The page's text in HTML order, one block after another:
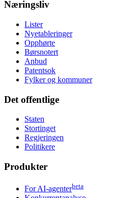
Næringsliv
Lister
Nyetableringer
Opphørte
Børsnotert
Anbud
Patentsok
Fylker og kommuner
Det offentlige
Staten
Stortinget
Regjeringen
Politikere
Produkter
For AI-agenterbeta